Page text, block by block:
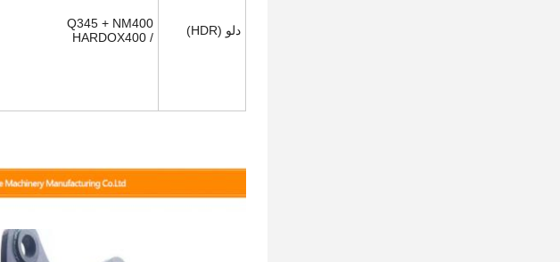
دلو (HDR)
Q345 + NM400
/ HARDOX400